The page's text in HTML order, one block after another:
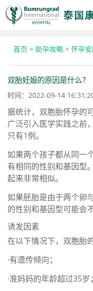
首页 > 助孕攻略 > 怀孕
双胎妊娠的原因是什么？
时间：2022-09-14
据统计，双胞胎怀孕的
广泛引入医学实践之前
只有1例。
如果两个孩子都从同一
有相同的性别和基因型
起来非常相似。
如果胚胎是由于两个卵
的性别和基因型可能会
诱发因素
在以下情况下，双胞胎
·有遗传倾向；
·准妈妈的年龄超过35岁；